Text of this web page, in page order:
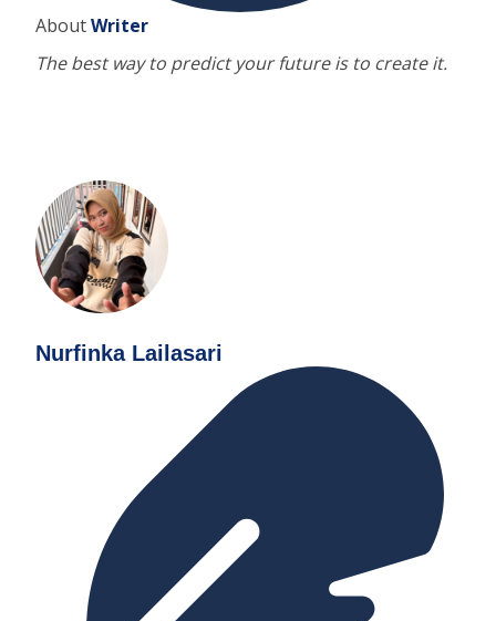
AboutWriter
The best way to predict your future is to create it.
Nurfinka Lailasari